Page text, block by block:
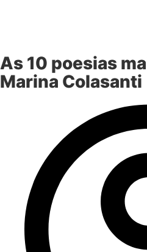
As 10 poesias
Marina Colasanti